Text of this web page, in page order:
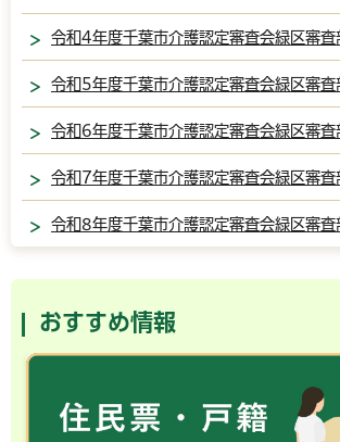
令和4年度千葉市介護認定審査会緑区審査
令和5年度千葉市介護認定審査会緑区審査
令和6年度千葉市介護認定審査会緑区審査
令和7年度千葉市介護認定審査会緑区審査
令和8年度千葉市介護認定審査会緑区審査
おすすめ情報